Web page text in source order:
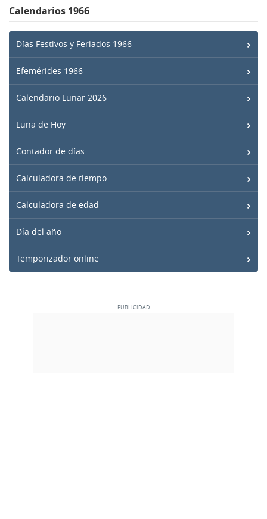
Calendarios 1966
Días Festivos y Feriados 1966
Efemérides 1966
Calendario Lunar 2026
Luna de Hoy
Contador de días
Calculadora de tiempo
Calculadora de edad
Día del año
Temporizador online